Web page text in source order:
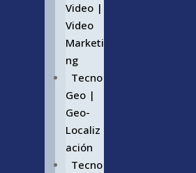
Video |
Video
Marketi
ng
Tecno
Geo |
Geo-
Localiz
ación
Tecno